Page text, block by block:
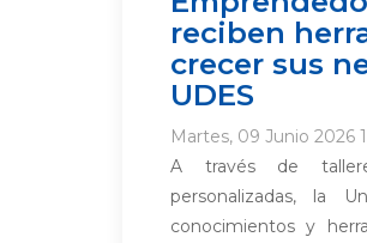
reciben
crecer sus
UDES
Martes, 09 Junio 2026
A través de
personalizadas, la
conocimientos y